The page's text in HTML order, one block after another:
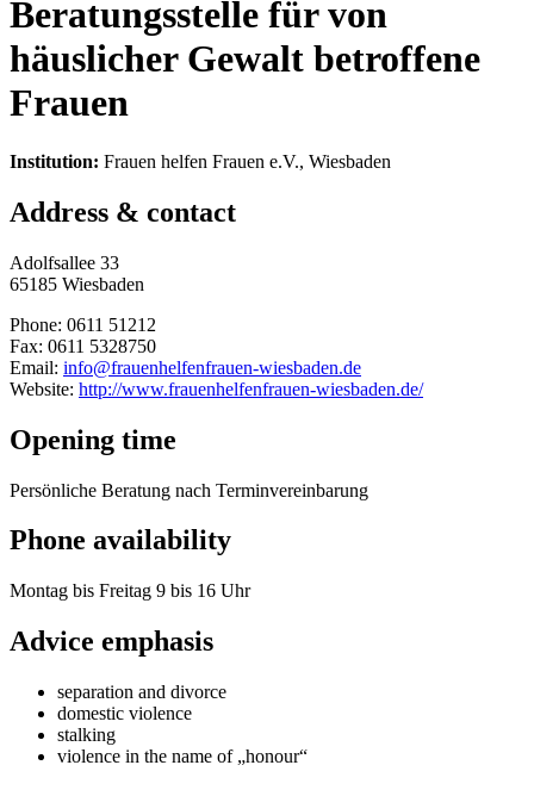
Beratungsstelle für von
häuslicher Gewalt betroffene
Frauen
Institution: Frauen helfen Frauen e.V., Wiesbaden
Address & contact
Adolfsallee 33
65185 Wiesbaden
Phone: 0611 51212
Fax: 0611 5328750
Email: info@frauenhelfenfrauen-wiesbaden.de
Website: http://www.frauenhelfenfrauen-wiesbaden.de/
Opening time
Persönliche Beratung nach Terminvereinbarung
Phone availability
Montag bis Freitag 9 bis 16 Uhr
Advice emphasis
separation and divorce
domestic violence
stalking
violence in the name of „honour“